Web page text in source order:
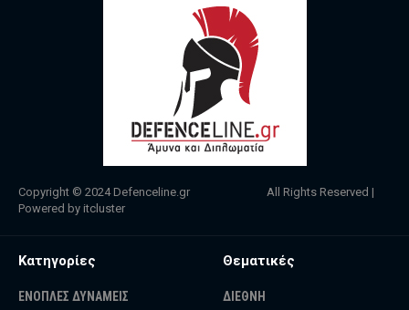
Copyright © 2024 Defenceline.gr All Rights Reserved |
Powered by itcluster
Κατηγορίες
ΕΝΟΠΛΕΣ ΔΥΝΑΜΕΙΣ
Θεματικές
ΔΙΕΘΝΗ